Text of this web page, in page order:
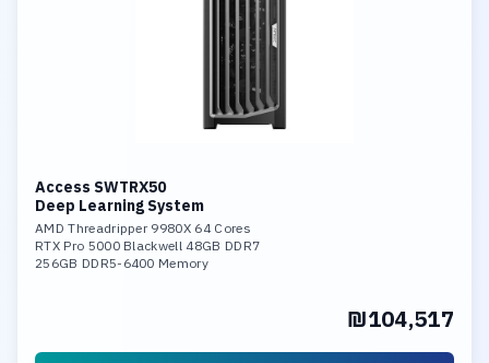
Access SWTRX50
Deep Learning System
AMD Threadripper 9980X 64 Cores
RTX Pro 5000 Blackwell 48GB DDR7
256GB DDR5-6400 Memory
₪104,517